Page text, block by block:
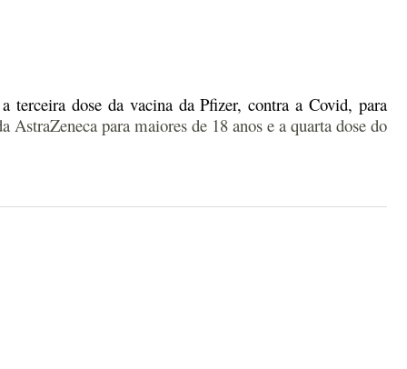
terceira dose da vacina da Pfizer, contra a Covid, para
para maiores de 18 anos e a quarta dose do